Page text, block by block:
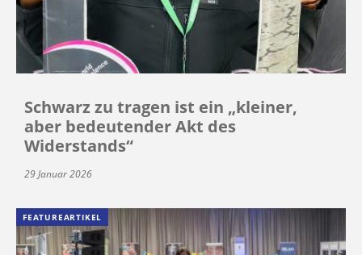
Schwarz zu tragen ist ein „kleiner,
aber bedeutender Akt des
Widerstands“
29 Januar 2026
FEATUREARTIKEL